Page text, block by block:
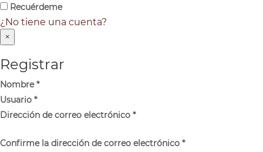
Recuérdeme
¿No tiene una cuenta?
×
Registrar
Nombre*
Usuario *
Dirección de correo electrónico *
Confirme la dirección de correo electrónico *